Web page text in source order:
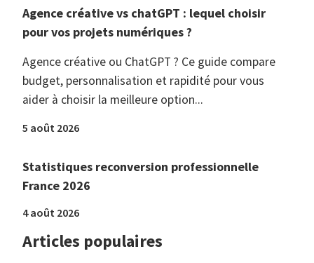
Agence créative vs chatGPT : lequel choisir
pour vos projets numériques ?
Agence créative ou ChatGPT ? Ce guide compare
budget, personnalisation et rapidité pour vous
aider à choisir la meilleure option...
5 août 2026
Statistiques reconversion professionnelle
France 2026
4 août 2026
Articles populaires